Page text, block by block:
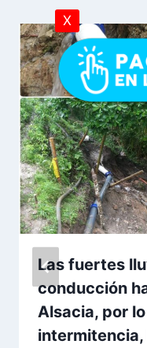
Las fuertes
conducción
Alsacia, por
intermitencia,
X